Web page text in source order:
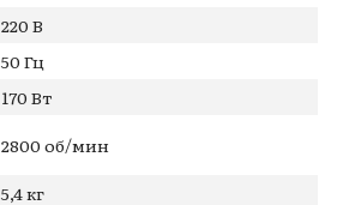
220 В
50 Гц
170 Вт
2800 об/мин
5,4 кг